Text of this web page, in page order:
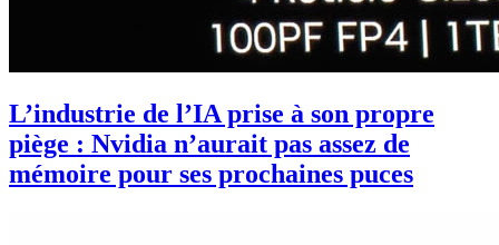
L’industrie de l’IA prise à son propre
piège : Nvidia n’aurait pas assez de
mémoire pour ses prochaines puces